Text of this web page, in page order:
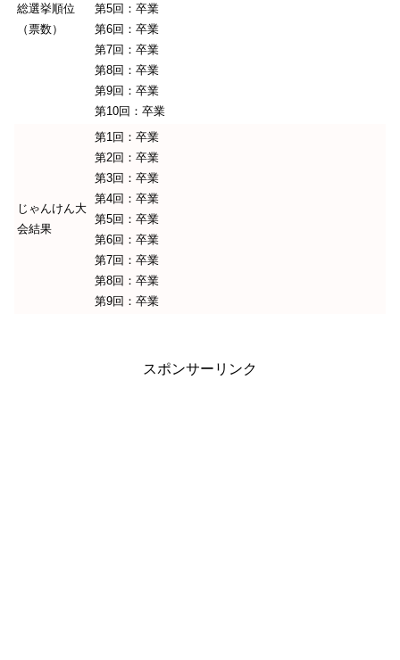
総選挙順位
（票数）
第5回：卒業
第6回：卒業
第7回：卒業
第8回：卒業
第9回：卒業
第10回：卒業
じゃんけん大
会結果
第1回：卒業
第2回：卒業
第3回：卒業
第4回：卒業
第5回：卒業
第6回：卒業
第7回：卒業
第8回：卒業
第9回：卒業
スポンサーリンク